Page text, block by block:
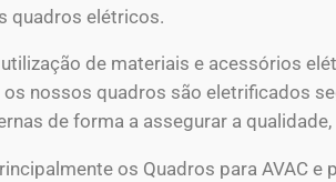
quadros elétricos.
de materiais e acessórios
nossos quadros são eletrificados
de forma a assegurar a
os Quadros para AVAC